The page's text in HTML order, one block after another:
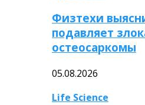
Физтехи
подавляет
остеосаркомы
05.08.2026
Life Science